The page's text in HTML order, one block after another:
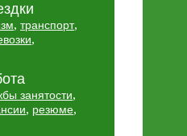
, транспорт,
,
занятости,
, резюме,